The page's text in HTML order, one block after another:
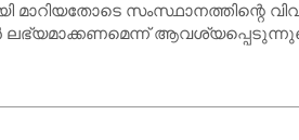
മാറിയതോടെ സംസ്ഥാനത്തിന്റെ
ലഭ്യമാക്കണമെന്ന്